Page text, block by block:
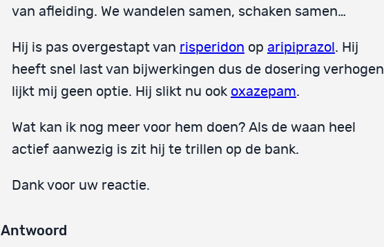
van afleiding. We wandelen samen, schaken samen…
Hij is pas overgestapt van risperidon op aripiprazol . Hij
heeft snel last van bijwerkingen dus de dosering verhogen
lijkt mij geen optie. Hij slikt nu ook oxazepam.
Wat kan ik nog meer voor hem doen? Als de waan heel
actief aanwezig is zit hij te trillen op de bank.
Dank voor uw reactie.
Antwoord